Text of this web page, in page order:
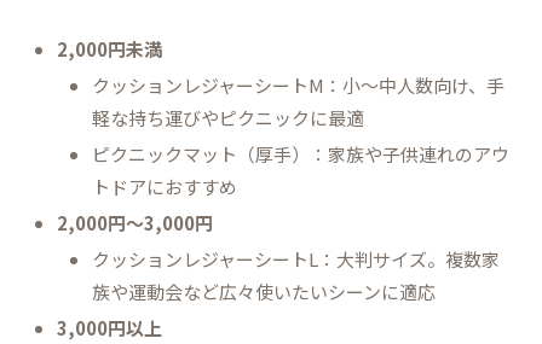
2,000円未満
クッションレジャーシートM：小～中人数向け、手
軽な持ち運びやピクニックに最適
ピクニックマット（厚手）：家族や子供連れのアウ
トドアにおすすめ
2,000円～3,000円
クッションレジャーシートL：大判サイズ。複数家
族や運動会など広々使いたいシーンに適応
3,000円以上